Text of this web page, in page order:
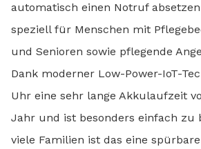
automatisch einen Notruf
speziell für Menschen mit
und Senioren sowie pflegende
Dank moderner Low-Power-IoT-
Uhr eine sehr lange Akkulaufzeit
Jahr und ist besonders einfach zu
viele Familien ist das eine